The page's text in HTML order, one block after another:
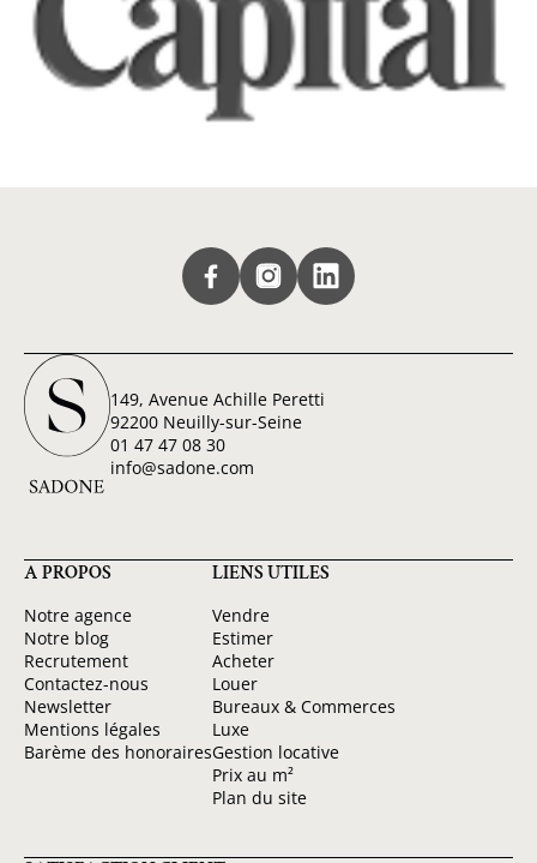
149, Avenue Achille Peretti
92200 Neuilly-sur-Seine
01 47 47 08 30
info@sadone.com
A PROPOS
Notre agence
Notre blog
Recrutement
Contactez-nous
Newsletter
Mentions légales
Barème des honoraires
LIENS UTILES
Vendre
Estimer
Acheter
Louer
Bureaux & Commerces
Luxe
Gestion locative
Prix au m²
Plan du site